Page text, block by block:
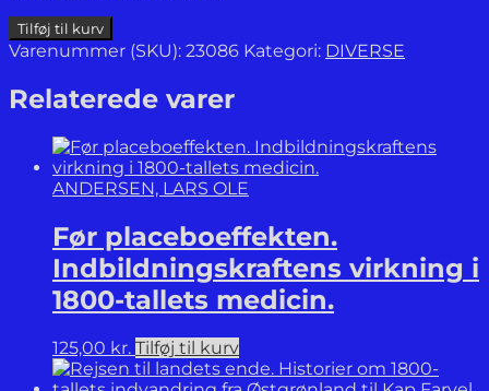
Frygtens
logik.
Kolde
Krig
global
Optakt
tidlige
Tilføj til kurv
Varenummer (SKU): 23086 Kategori: DIVERSE
Relaterede varer
ANDERSEN, LARS OLE
Før placeboeffekten.
Indbildningskraftens virkning i
1800-tallets medicin.
125,00 kr. Tilføj til kurv